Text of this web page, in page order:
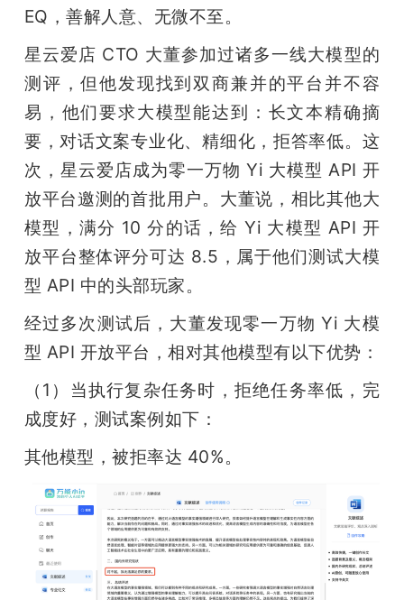
EQ，善解人意、无微不至。
星云爱店 CTO 大董参加过诸多一线大模型的
测评，但他发现找到双商兼并的平台并不容
易，他们要求大模型能达到：长文本精确摘
要，对话文案专业化、精细化，拒答率低。这
次，星云爱店成为零一万物 Yi 大模型 API 开
放平台邀测的首批用户。大董说，相比其他大
模型，满分 10 分的话，给 Yi 大模型 API 开
放平台整体评分可达 8.5，属于他们测试大模
型 API 中的头部玩家。
经过多次测试后，大董发现零一万物 Yi 大模
型 API 开放平台，相对其他模型有以下优势：
（1）当执行复杂任务时，拒绝任务率低，完
成度好，测试案例如下：
其他模型，被拒率达 40%。